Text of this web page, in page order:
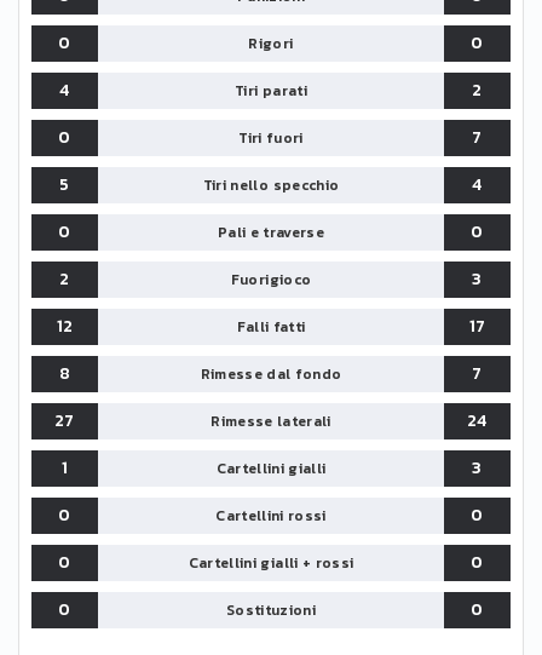
0
Rigori
0
4
Tiri parati
2
0
Tiri fuori
7
5
Tiri nello specchio
4
0
Pali e traverse
0
2
Fuorigioco
3
12
Falli fatti
17
8
Rimesse dal fondo
7
27
Rimesse laterali
24
1
Cartellini gialli
3
0
Cartellini rossi
0
0
Cartellini gialli + rossi
0
0
Sostituzioni 0